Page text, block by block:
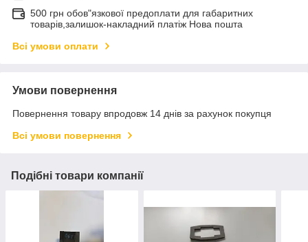
500 грн обов"язкової предоплати для габаритних
товарів,залишок-накладний платіж Нова пошта
Всі умови оплати
Умови повернення
Повернення товару впродовж 14 днів за рахунок покупця
Всі умови повернення
Подібні товари компанії